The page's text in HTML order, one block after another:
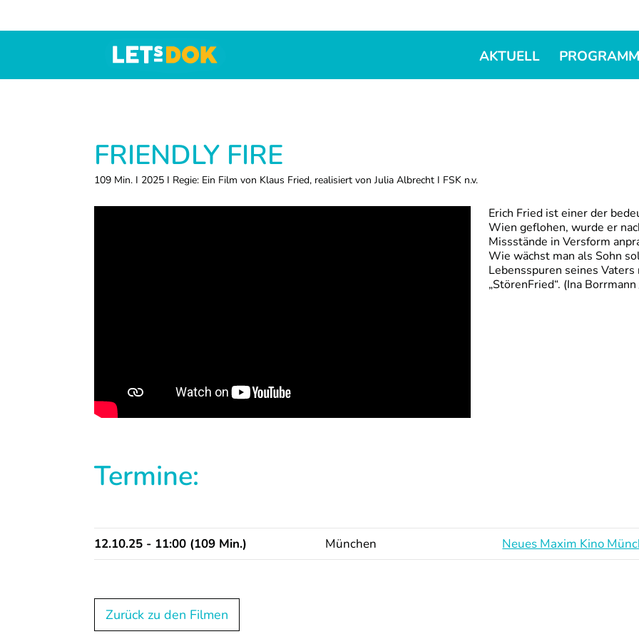
Hauptnavigation
to
Fußzeile
LETsDOK
Bundesweite
AKTUELL PROGRAMM
FRIENDLY FIRE
109 Min. I 2025 I Regie: Ein Film von Klaus Fried, realisiert von Julia Albrecht I FSK n.v.
Erich Fried ist einer der
Wien geflohen, wurde er
Missstände in Versform
Wie wächst man als Sohn
Lebensspuren seines
„Stören­Fried“. (Ina
Termine:
12.10.25 - 11:00 (109 Min.) München Neues Maxim Kino
Zurück zu den Filmen